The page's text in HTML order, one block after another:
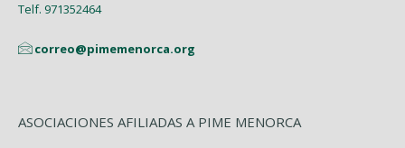
Telf. 971352464
correo@pimemenorca.org
ASOCIACIONES AFILIADAS A PIME MENORCA